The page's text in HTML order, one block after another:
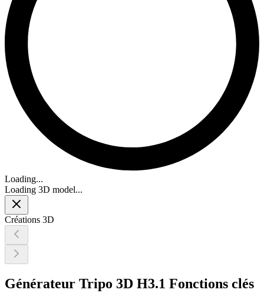
Loading...
Loading 3D model...
Créations 3D
Générateur Tripo 3D H3.1 Fonctions clés